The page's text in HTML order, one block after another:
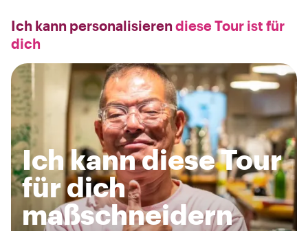
Ich kann personalisieren diese Tour ist für
dich
Ich kann diese Tour
für dich
maßschneidern